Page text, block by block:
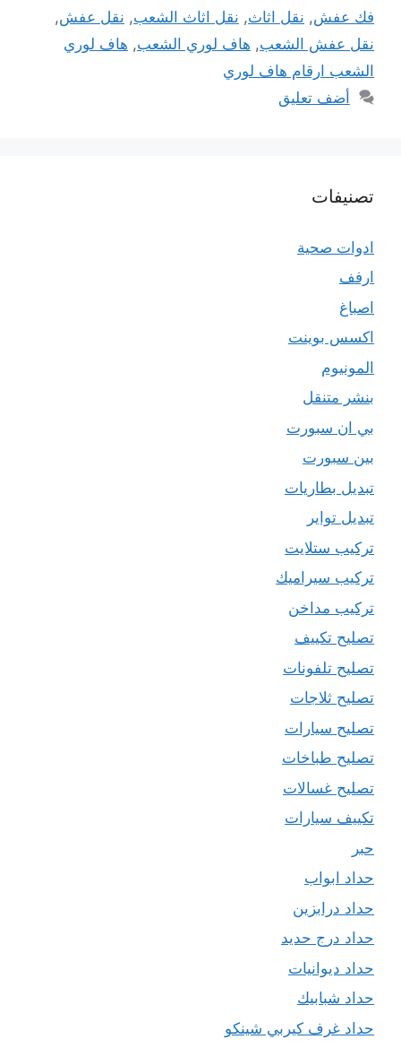
فك عفش, نقل اثاث, نقل اثاث الشعب, نقل عفش,
نقل عفش الشعب, هاف لوري الشعب, هاف لوري
الشعب ارقام هاف لوري
أضف تعليق
تصنيفات
ادوات صحية
ارفف
اصباغ
اكسس بوينت
المونيوم
بنشر متنقل
بي ان سبورت
بين سبورت
تبديل بطاريات
تبديل تواير
تركيب ستلايت
تركيب سيراميك
تركيب مداخن
تصليح تكييف
تصليح تلفونات
تصليح ثلاجات
تصليح سيارات
تصليح طباخات
تصليح غسالات
تكييف سيارات
حبر
حداد ابواب
حداد درابزين
حداد درج حديد
حداد ديوانيات
حداد شبابيك
حداد غرف كيربي شينكو